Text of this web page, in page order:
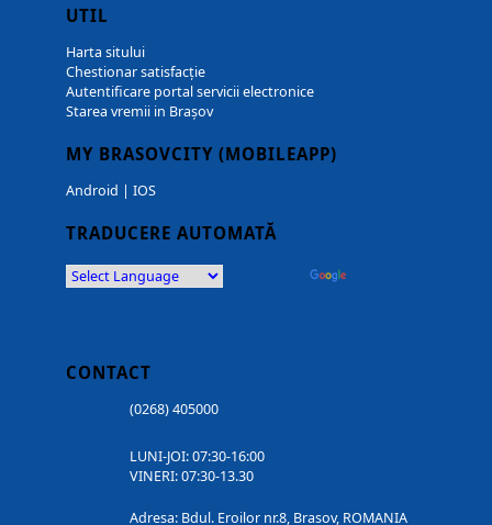
UTIL
Harta sitului
Chestionar satisfacție
Autentificare portal servicii electronice
Starea vremii in Brașov
MY BRASOVCITY (MOBILEAPP)
Android | IOS
TRADUCERE AUTOMATĂ
CONTACT
(0268) 405000
LUNI-JOI: 07:30-16:00
VINERI: 07:30-13.30
Adresa: Bdul. Eroilor nr.8, Brasov, ROMANIA